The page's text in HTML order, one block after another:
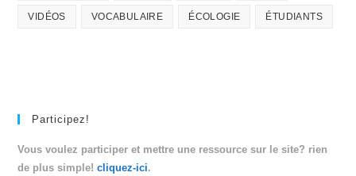
VIDÉOS VOCABULAIRE ÉCOLOGIE ÉTUDIANTS
Participez!
Vous voulez participer et mettre une ressource sur le site? rien
de plus simple!cliquez-ici.